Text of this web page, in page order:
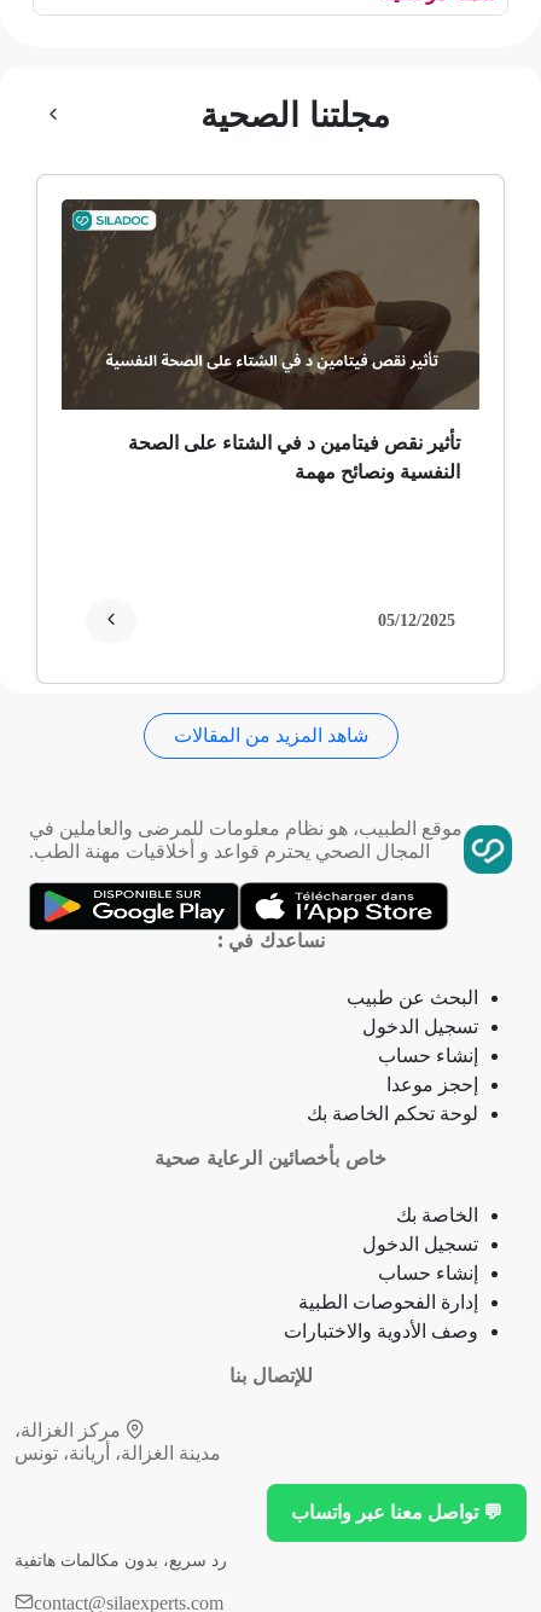
ألم وعائي وجهي
ضمور عصبي ألمي
حساسية
ثعلبة
ألزهايمر (مرض)
تمدد الأوعية الدموية
التهاب الحلق
ذبحة صدرية (مصطلح لاتيني)
فقدان الشهية
فقدان حاسة الشم
جمرة (أنثراكس)
لامبالاة
حبسة
توقف النخاع العظمي
مجلتنا الصحية
تأثير نقص فيتامين د في الشتاء على الصحة
النفسية ونصائح مهمة
05/12/2025
شاهد المزيد من المقالات
موقع الطبيب، هو نظام معلومات للمرضى والعاملين في
المجال الصحي يحترم قواعد و أخلاقيات مهنة الطب.
نساعدك في :
البحث عن طبيب
تسجيل الدخول
إنشاء حساب
إحجز موعدا
لوحة تحكم الخاصة بك
خاص بأخصائين الرعاية صحية
الخاصة بك
تسجيل الدخول
إنشاء حساب
إدارة الفحوصات الطبية
وصف الأدوية والاختبارات
للإتصال بنا
مركز الغزالة،
مدينة الغزالة، أريانة، تونس
💬 تواصل معنا عبر واتساب
رد سريع، بدون مكالمات هاتفية
contact@silaexperts.com